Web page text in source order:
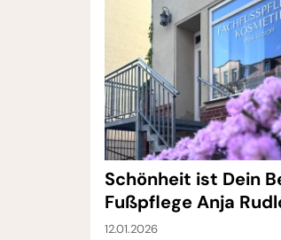
Schönheit ist Dein
Fußpflege Anja
12.01.2026